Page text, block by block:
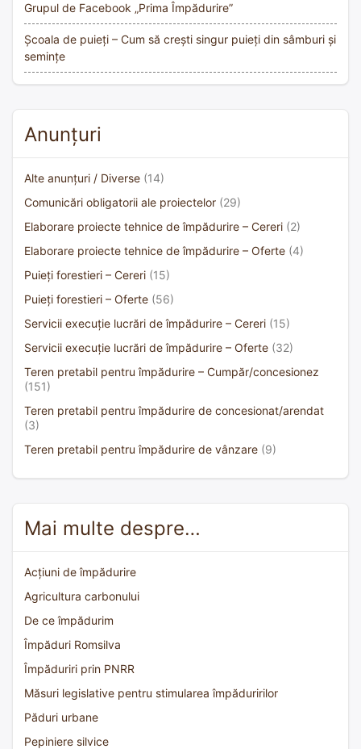
Grupul de Facebook „Prima Împădurire”
Școala de puieți – Cum să crești singur puieți din sâmburi și
semințe
Anunțuri
Alte anunțuri / Diverse (14)
Comunicări obligatorii ale proiectelor (29)
Elaborare proiecte tehnice de împădurire – Cereri (2)
Elaborare proiecte tehnice de împădurire – Oferte (4)
Puieți forestieri – Cereri (15)
Puieți forestieri – Oferte (56)
Servicii execuție lucrări de împădurire – Cereri (15)
Servicii execuție lucrări de împădurire – Oferte (32)
Teren pretabil pentru împădurire – Cumpăr/concesionez
(151)
Teren pretabil pentru împădurire de concesionat/arendat
(3)
Teren pretabil pentru împădurire de vânzare (9)
Mai multe despre…
Acțiuni de împădurire
Agricultura carbonului
De ce împădurim
Împăduri Romsilva
Împăduriri prin PNRR
Măsuri legislative pentru stimularea împăduririlor
Păduri urbane
Pepiniere silvice